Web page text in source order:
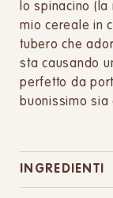
lo spinacino
mio cereale in
tubero che
sta causando
perfetto da
buonissimo sia
INGREDIENTI